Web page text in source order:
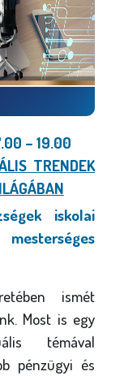
– 19.00
TRENDEK
iskolai
ismét
Most is egy
témával
pénzügyi és